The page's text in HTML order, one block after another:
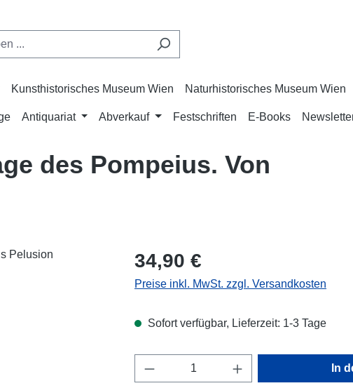
Kunsthistorisches Museum Wien Naturhistorisches Museum Wien
Antiquariat Abverkauf Festschriften E-Books
des Pompeius. Von
Regulärer Preis:
34,90 €
Preise inkl. MwSt. zzgl. Versandkosten
Sofort verfügbar, Lieferzeit: 1-3 Tage
Produkt Anzahl: Gib den In